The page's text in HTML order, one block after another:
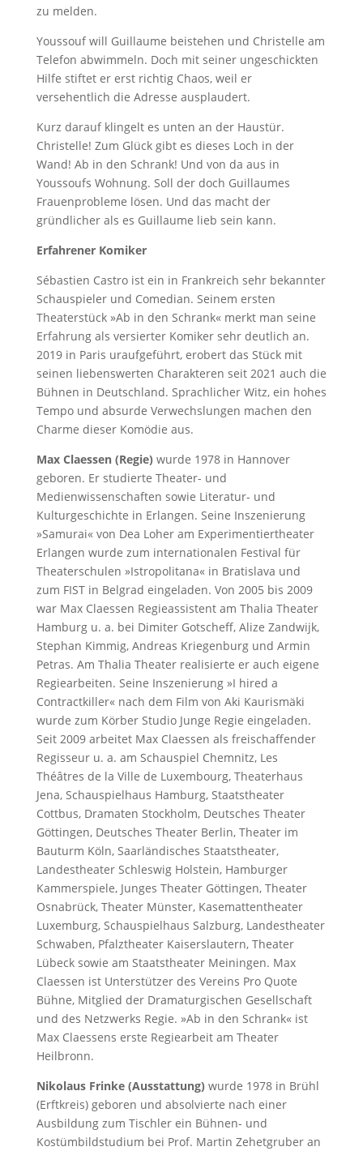
zu melden.
Youssouf will Guillaume beistehen und Christelle am
Telefon abwimmeln. Doch mit seiner ungeschickten
Hilfe stiftet er erst richtig Chaos, weil er
versehentlich die Adresse ausplaudert.
Kurz darauf klingelt es unten an der Haustür.
Christelle! Zum Glück gibt es dieses Loch in der
Wand! Ab in den Schrank! Und von da aus in
Youssoufs Wohnung. Soll der doch Guillaumes
Frauenprobleme lösen. Und das macht der
gründlicher als es Guillaume lieb sein kann.
Erfahrener Komiker
Sébastien Castro ist ein in Frankreich sehr bekannter
Schauspieler und Comedian. Seinem ersten
Theaterstück »Ab in den Schrank« merkt man seine
Erfahrung als versierter Komiker sehr deutlich an.
2019 in Paris uraufgeführt, erobert das Stück mit
seinen liebenswerten Charakteren seit 2021 auch die
Bühnen in Deutschland. Sprachlicher Witz, ein hohes
Tempo und absurde Verwechslungen machen den
Charme dieser Komödie aus.
Max Claessen (Regie) wurde 1978 in Hannover
geboren. Er studierte Theater- und
Medienwissenschaften sowie Literatur- und
Kulturgeschichte in Erlangen. Seine Inszenierung
»Samurai« von Dea Loher am Experimentiertheater
Erlangen wurde zum internationalen Festival für
Theaterschulen »Istropolitana« in Bratislava und
zum FIST in Belgrad eingeladen. Von 2005 bis 2009
war Max Claessen Regieassistent am Thalia Theater
Hamburg u. a. bei Dimiter Gotscheff, Alize Zandwijk,
Stephan Kimmig, Andreas Kriegenburg und Armin
Petras. Am Thalia Theater realisierte er auch eigene
Regiearbeiten. Seine Inszenierung »I hired a
Contractkiller« nach dem Film von Aki Kaurismäki
wurde zum Körber Studio Junge Regie eingeladen.
Seit 2009 arbeitet Max Claessen als freischaffender
Regisseur u. a. am Schauspiel Chemnitz, Les
Théâtres de la Ville de Luxembourg, Theaterhaus
Jena, Schauspielhaus Hamburg, Staatstheater
Cottbus, Dramaten Stockholm, Deutsches Theater
Göttingen, Deutsches Theater Berlin, Theater im
Bauturm Köln, Saarländisches Staatstheater,
Landestheater Schleswig Holstein, Hamburger
Kammerspiele, Junges Theater Göttingen, Theater
Osnabrück, Theater Münster, Kasemattentheater
Luxemburg, Schauspielhaus Salzburg, Landestheater
Schwaben, Pfalztheater Kaiserslautern, Theater
Lübeck sowie am Staatstheater Meiningen. Max
Claessen ist Unterstützer des Vereins Pro Quote
Bühne, Mitglied der Dramaturgischen Gesellschaft
und des Netzwerks Regie. »Ab in den Schrank« ist
Max Claessens erste Regiearbeit am Theater
Heilbronn.
Nikolaus Frinke (Ausstattung) wurde 1978 in Brühl
(Erftkreis) geboren und absolvierte nach einer
Ausbildung zum Tischler ein Bühnen- und
Kostümbildstudium bei Prof. Martin Zehetgruber an